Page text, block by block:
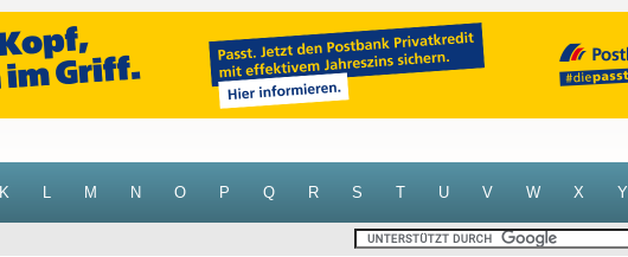
K L M N O P Q R S T U V W X Y